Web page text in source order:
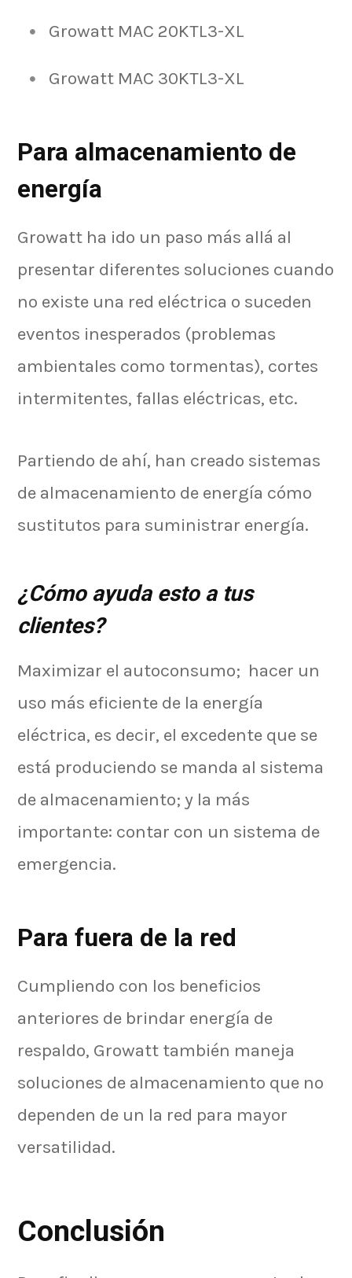
Growatt MAC 20KTL3-XL
Growatt MAC 30KTL3-XL
Para almacenamiento de
energía
Growatt ha ido un paso más allá al
presentar diferentes soluciones cuando
no existe una red eléctrica o suceden
eventos inesperados (problemas
ambientales como tormentas), cortes
intermitentes, fallas eléctricas, etc.
Partiendo de ahí, han creado sistemas
de almacenamiento de energía cómo
sustitutos para suministrar energía.
¿Cómo ayuda esto a tus
clientes?
Maximizar el autoconsumo; hacer un
uso más eficiente de la energía
eléctrica, es decir, el excedente que se
está produciendo se manda al sistema
de almacenamiento; y la más
importante: contar con un sistema de
emergencia.
Para fuera de la red
Cumpliendo con los beneficios
anteriores de brindar energía de
respaldo, Growatt también maneja
soluciones de almacenamiento que no
dependen de un la red para mayor
versatilidad.
Conclusión